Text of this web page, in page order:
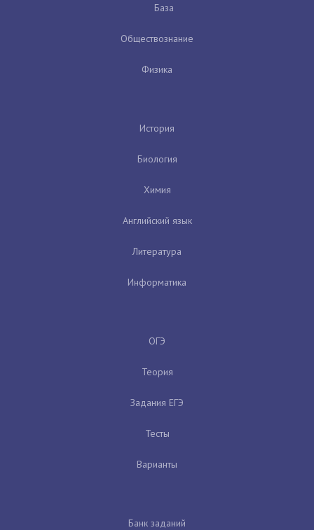
База
Обществознание
Физика
История
Биология
Химия
Английский язык
Литература
Информатика
ОГЭ
Теория
Задания ЕГЭ
Тесты
Варианты
Банк заданий